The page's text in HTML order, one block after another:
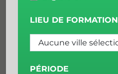
LIEU DE FORMATION
PÉRIODE